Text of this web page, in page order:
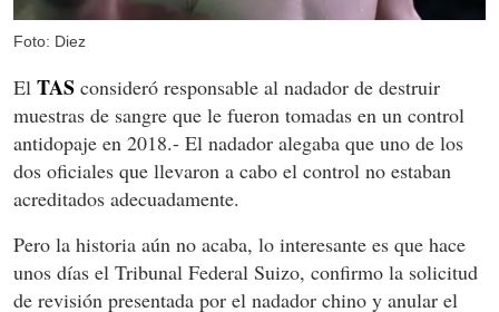
Foto: Diez
El TAS consideró responsable al nadador de destruir
muestras de sangre que le fueron tomadas en un control
antidopaje en 2018.- El nadador alegaba que uno de los
dos oficiales que llevaron a cabo el control no estaban
acreditados adecuadamente.
Pero la historia aún no acaba, lo interesante es que hace
unos días el Tribunal Federal Suizo, confirmo la solicitud
de revisión presentada por el nadador chino y anular el